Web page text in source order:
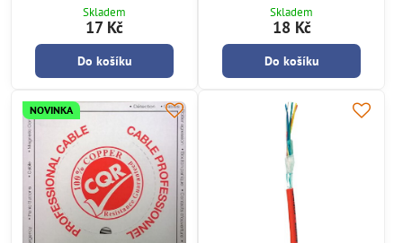
Skladem
17 Kč
Do košíku
Skladem
18 Kč
Do košíku
NOVINKA